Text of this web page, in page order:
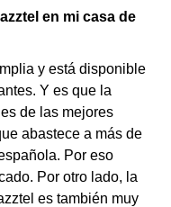
en mi casa de
y está disponible
Y es que la
de las mejores
abastece a más de
Por eso
Por otro lado, la
es también muy